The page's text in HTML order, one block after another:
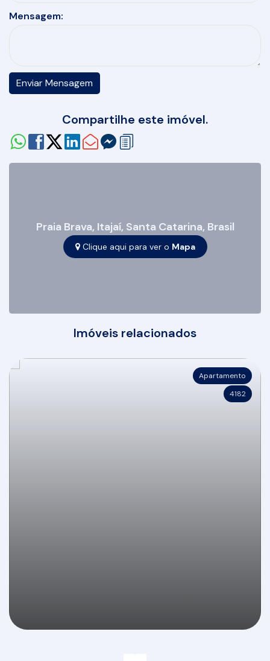
Mensagem:
Compartilhe este imóvel.
Praia Brava, Itajaí, Santa Catarina, Brasil
Clique aqui para ver o Mapa
Imóveis relacionados
Apartamento
4182